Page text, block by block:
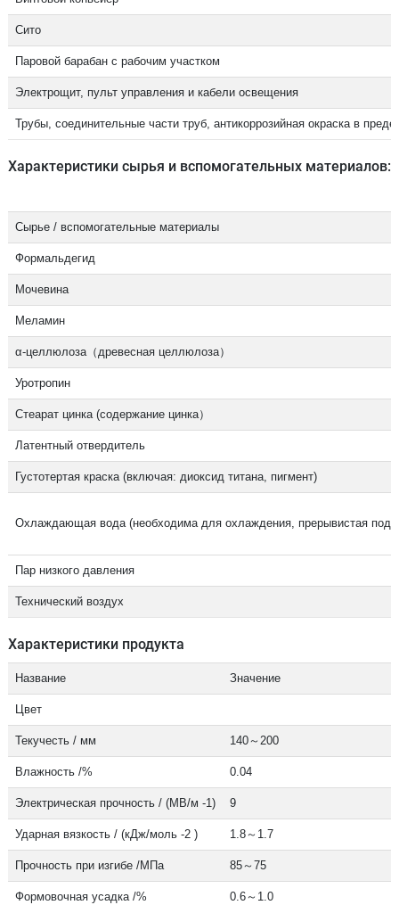
Сито
Паровой барабан с рабочим участком
Электрощит, пульт управления и кабели освещения
Трубы, соединительные части труб, антикоррозийная окраска в
Характеристики сырья и вспомогательных материалов:
Сырье / вспомогательные материалы
Формальдегид
Мочевина
Меламин
α-целлюлоза（древесная целлюлоза）
Уротропин
Стеарат цинка (содержание цинка）
Латентный отвердитель
Густотертая краска (включая: диоксид титана, пигмент)
Охлаждающая вода (необходима для охлаждения, прерывистая
Пар низкого давления
Технический воздух
Характеристики продукта
Название Значение
Цвет
Текучесть / мм 140～200
Влажность /% 0.04
Электрическая прочность / (МВ/м -1) 9
Ударная вязкость / (кДж/моль -2 ) 1.8～1.7
Прочность при изгибе /МПа 85～75
Формовочная усадка /% 0.6～1.0